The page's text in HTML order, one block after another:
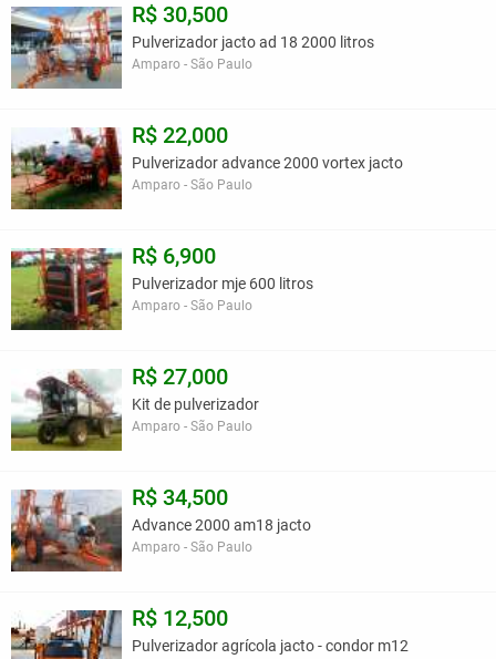
R$ 30,500
Pulverizador jacto ad 18 2000 litros
Amparo - São Paulo
R$ 22,000
Pulverizador advance 2000 vortex jacto
Amparo - São Paulo
R$ 6,900
Pulverizador mje 600 litros
Amparo - São Paulo
R$ 27,000
Kit de pulverizador
Amparo - São Paulo
R$ 34,500
Advance 2000 am18 jacto
Amparo - São Paulo
R$ 12,500
Pulverizador agrícola jacto - condor m12